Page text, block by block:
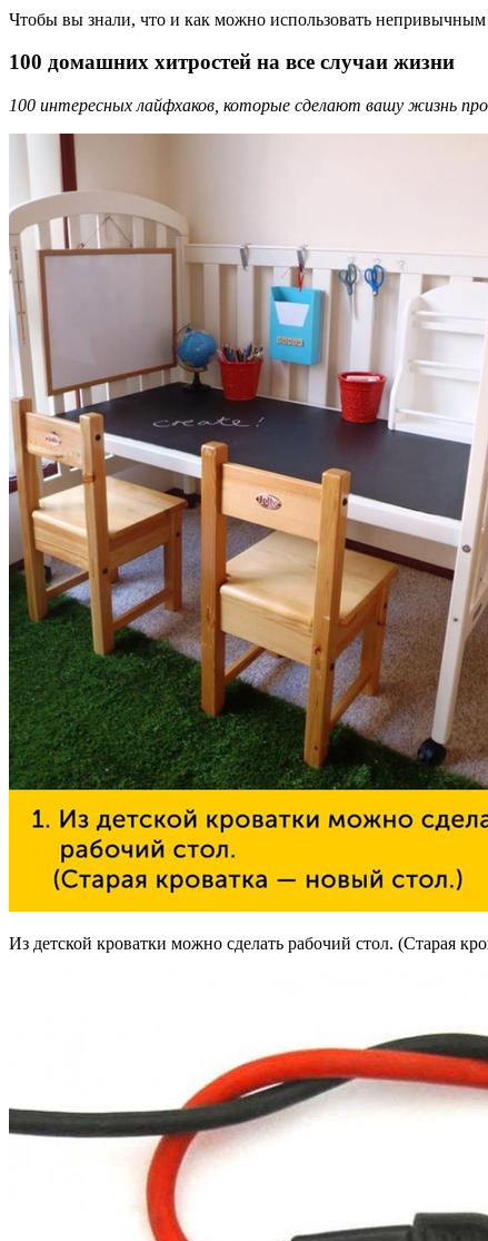
Чтобы вы знали, что и как можно использовать непривычным
100 домашних хитростей на все случаи жизни
100 интересных лайфхаков, которые сделают вашу жизнь
Из детской кроватки можно сделать рабочий стол. (Старая